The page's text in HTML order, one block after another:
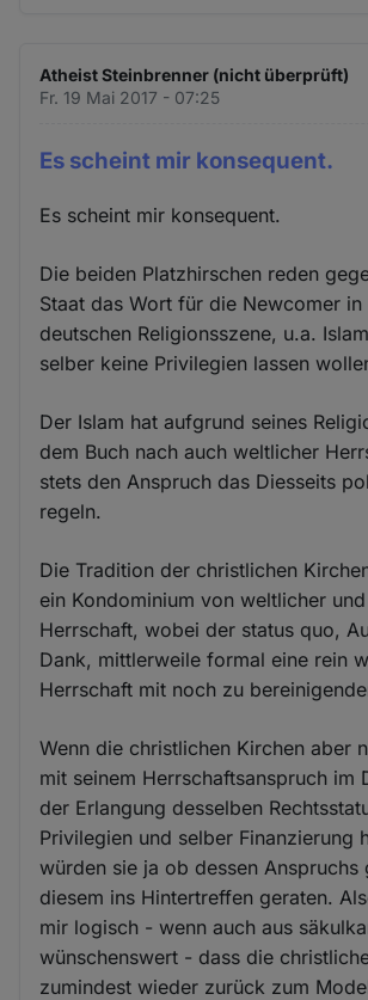
Atheist Steinbrenner (nicht überprüft)
Fr. 19 Mai 2017 - 07:25
Es scheint mir konsequent.
Es scheint mir konsequent.
Die beiden Platzhirschen reden
Staat das Wort für die Newcomer in
deutschen Religionsszene, u.a.
selber keine Privilegien lassen
Der Islam hat aufgrund seines
dem Buch nach auch weltlicher
stets den Anspruch das Diesseits
regeln.
Die Tradition der christlichen
ein Kondominium von weltlicher
Herrschaft, wobei der status quo,
Dank, mittlerweile formal eine rein
Herrschaft mit noch zu
Wenn die christlichen Kirchen aber
mit seinem Herrschaftsanspruch im
der Erlangung desselben
Privilegien und selber Finanzierung
würden sie ja ob dessen Anspruchs
diesem ins Hintertreffen geraten.
mir logisch - wenn auch aus
wünschenswert - dass die
zumindest wieder zurück zum